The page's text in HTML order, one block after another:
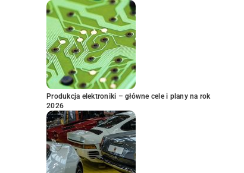
Produkcja elektroniki – główne cele i plany na rok
2026